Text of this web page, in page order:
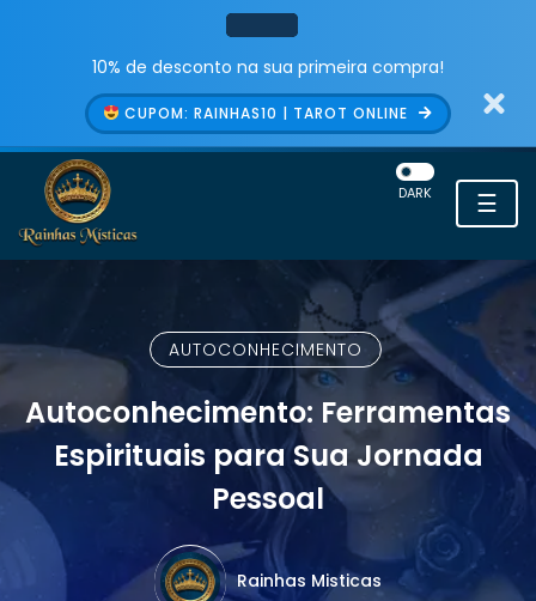
10% de desconto na sua primeira compra!
CUPOM: RAINHAS10 | TAROT ONLINE
☰
DARK
AUTOCONHECIMENTO
Autoconhecimento: Ferramentas
Espirituais para Sua Jornada
Pessoal
Rainhas Misticas